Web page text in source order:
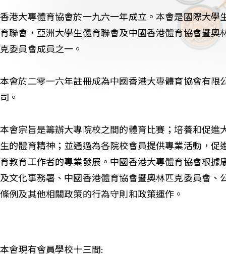
香港大專體育協會於一九六一年成立。本會是國際大學
育聯會，亞洲大學生體育聯會及中國香港體育協會暨奧
克委員會成員之一。
本會於二零一六年註冊成為中國香港大專體育協會有限
司。
本會宗旨是籌辦大專院校之間的體育比賽；培養和促進
生的體育精神；並通過為各院校會員提供專業活動，促
育教育工作者的專業發展。中國香港大專體育協會根據
及文化事務署、中國香港體育協會暨奧林匹克委員會、
條例及其他相關政策的行為守則和政策運作。
本會現有會員學校十三間: